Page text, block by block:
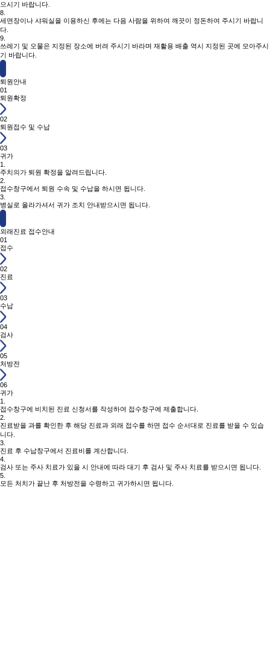
으시기 바랍니다.
8.
세면장이나 샤워실을 이용하신 후에는 다음 사람을 위하여 깨끗이 정돈하여 주시기 바랍니
다.
9.
쓰레기 및 오물은 지정된 장소에 버려 주시기 바라며 재활용 배출 역시 지정된 곳에 모아주시
기 바랍니다.
퇴원안내
01
퇴원확정
02
퇴원접수 및 수납
03
귀가
1.
주치의가 퇴원 확정을 알려드립니다.
2.
접수창구에서 퇴원 수속 및 수납을 하시면 됩니다.
3.
병실로 올라가셔서 귀가 조치 안내받으시면 됩니다.
외래진료 접수안내
01
접수
02
진료
03
수납
04
검사
05
처방전
06
귀가
1.
접수창구에 비치된 진료 신청서를 작성하여 접수창구에 제출합니다.
2.
진료받을 과를 확인한 후 해당 진료과 외래 접수를 하면 접수 순서대로 진료를 받을 수 있습
니다.
3.
진료 후 수납창구에서 진료비를 계산합니다.
4.
검사 또는 주사 치료가 있을 시 안내에 따라 대기 후 검사 및 주사 치료를 받으시면 됩니다.
5.
모든 처치가 끝난 후 처방전을 수령하고 귀가하시면 됩니다.